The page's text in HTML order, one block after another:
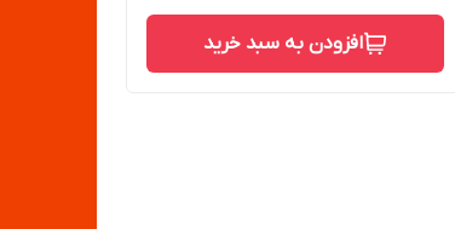
افزودن به سبد خرید